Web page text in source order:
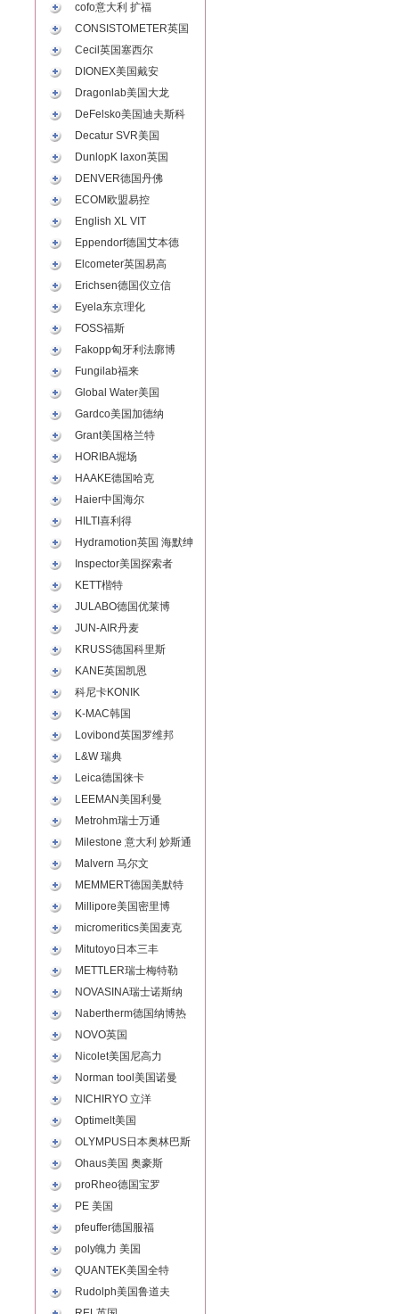
cofo意大利 扩福
CONSISTOMETER英国
Cecil英国塞西尔
DIONEX美国戴安
Dragonlab美国大龙
DeFelsko美国迪夫斯科
Decatur SVR美国
DunlopK laxon英国
DENVER德国丹佛
ECOM欧盟易控
English XL VIT
Eppendorf德国艾本德
Elcometer英国易高
Erichsen德国仪立信
Eyela东京理化
FOSS福斯
Fakopp匈牙利法廓博
Fungilab福来
Global Water美国
Gardco美国加德纳
Grant美国格兰特
HORIBA堀场
HAAKE德国哈克
Haier中国海尔
HILTI喜利得
Hydramotion英国 海默绅
Inspector美国探索者
KETT楷特
JULABO德国优莱博
JUN-AIR丹麦
KRUSS德国科里斯
KANE英国凯恩
科尼卡KONIK
K-MAC韩国
Lovibond英国罗维邦
L&W 瑞典
Leica德国徕卡
LEEMAN美国利曼
Metrohm瑞士万通
Milestone 意大利 妙斯通
Malvern 马尔文
MEMMERT德国美默特
Millipore美国密里博
micromeritics美国麦克
Mitutoyo日本三丰
METTLER瑞士梅特勒
NOVASINA瑞士诺斯纳
Nabertherm德国纳博热
NOVO英国
Nicolet美国尼高力
Norman tool美国诺曼
NICHIRYO 立洋
Optimelt美国
OLYMPUS日本奥林巴斯
Ohaus美国 奥豪斯
proRheo德国宝罗
PE 美国
pfeuffer德国服福
poly魄力 美国
QUANTEK美国全特
Rudolph美国鲁道夫